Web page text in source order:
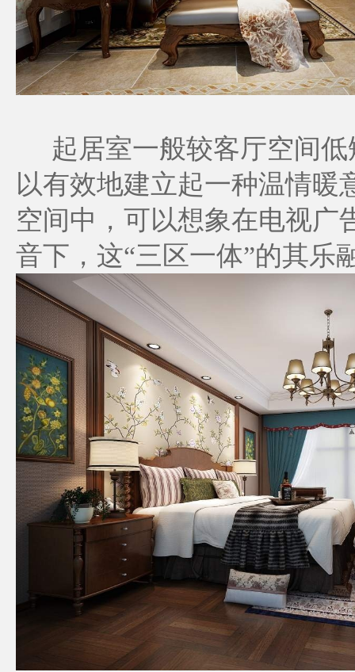
起居室一般较客厅空间低
以有效地建立起一种温情
空间中，可以想象在电视广
音下，这“三区一体”的其乐